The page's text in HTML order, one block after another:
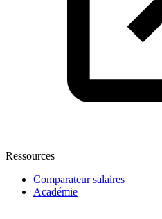
Ressources
Comparateur salaires
Académie